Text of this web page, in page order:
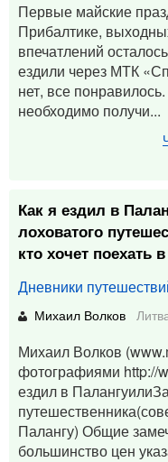
Первые майские
Прибалтике,
впечатлений
ездили через МТК
нет, все
необходимо получи...
Как я ездил в
лоховатого
кто хочет поехать
Дневники
Михаил Волков
Михаил Волков
фотографиями http://
ездил в
Палангу) Общие
большинство цен